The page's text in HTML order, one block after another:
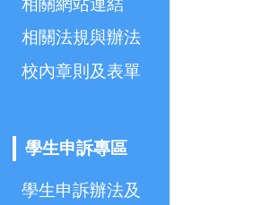
相關網站連結
相關法規與辦法
校內章則及表單
學生申訴專區
學生申訴辦法及